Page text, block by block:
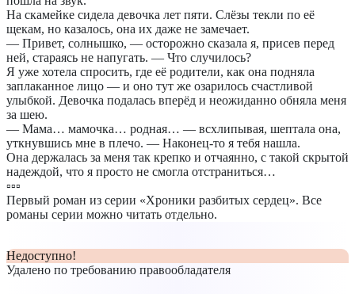
На скамейке сидела девочка лет пяти. Слёзы текли по её
щекам, но казалось, она их даже не замечает.
— Привет, солнышко, — осторожно сказала я, присев перед
ней, стараясь не напугать. — Что случилось?
Я уже хотела спросить, где её родители, как она подняла
заплаканное лицо — и оно тут же озарилось счастливой
улыбкой. Девочка подалась вперёд и неожиданно обняла меня
за шею.
— Мама… мамочка… родная… — всхлипывая, шептала она,
уткнувшись мне в плечо. — Наконец-то я тебя нашла.
Она держалась за меня так крепко и отчаянно, с такой скрытой
надеждой, что я просто не смогла отстраниться…
▫️▫️▫️
Первый роман из серии «Хроники разбитых сердец». Все
романы серии можно читать отдельно.
Недоступно!
Удалено по требованию правообладателя